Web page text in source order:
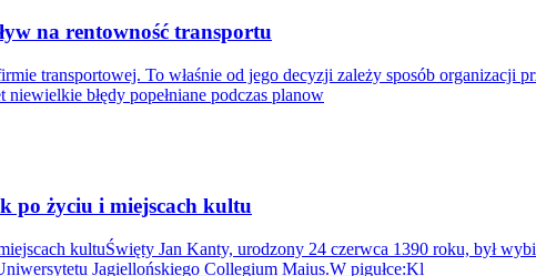
na rentowność transportu
transportowej. To właśnie od jego decyzji zależy sposób organizacji
błędy popełniane podczas planow
po życiu i miejscach kultu
kultuŚwięty Jan Kanty, urodzony 24 czerwca 1390 roku, był
Jagiellońskiego Collegium Maius.W pigułce:Kl